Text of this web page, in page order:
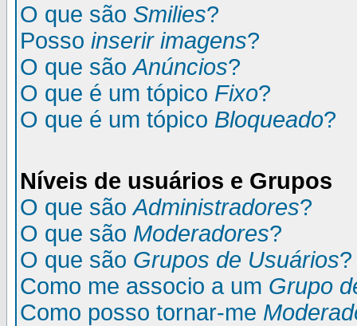
O que são Smilies?
Posso inserir imagens?
O que sãoAnúncios?
O que é um tópico Fixo?
O que é um tópico Bloqueado?
Níveis de usuários e Grupos
O que sãoAdministradores?
O que são Moderadores?
O que são Grupos de Usuários?
Como me associo a um Grupo
Como posso tornar-me